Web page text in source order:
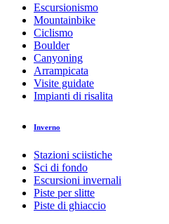
Escursionismo
Mountainbike
Ciclismo
Boulder
Canyoning
Arrampicata
Visite guidate
Impianti di risalita
Inverno
Stazioni sciistiche
Sci di fondo
Escursioni invernali
Piste per slitte
Piste di ghiaccio